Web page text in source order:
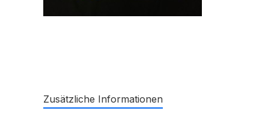
Zusätzliche Informationen